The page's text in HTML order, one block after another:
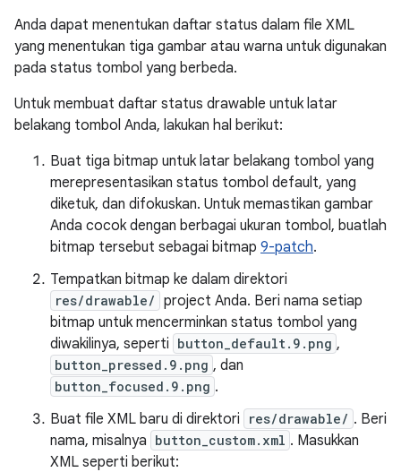
Anda dapat menentukan daftar status dalam file XML
yang menentukan tiga gambar atau warna untuk digunakan
pada status tombol yang berbeda.
Untuk membuat daftar status drawable untuk latar
belakang tombol Anda, lakukan hal berikut:
Buat tiga bitmap untuk latar belakang tombol yang
merepresentasikan status tombol default, yang
diketuk, dan difokuskan. Untuk memastikan gambar
Anda cocok dengan berbagai ukuran tombol, buatlah
bitmap tersebut sebagai bitmap 9-patch.
Tempatkan bitmap ke dalam direktori
res/drawable/ project Anda. Beri nama setiap
bitmap untuk mencerminkan status tombol yang
diwakilinya, seperti button_default.9.png ,
button_pressed.9.png , dan
button_focused.9.png .
Buat file XML baru di direktori
res/drawable/ . Beri
nama, misalnya button_custom.xml . Masukkan
XML seperti berikut: